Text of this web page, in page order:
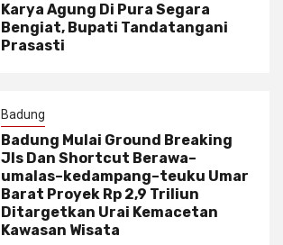
Karya Agung Di Pura Segara
Bengiat, Bupati Tandatangani
Prasasti
Badung
Badung Mulai Ground Breaking
Jls Dan Shortcut Berawa–
umalas–kedampang–teuku Umar
Barat Proyek Rp 2,9 Triliun
Ditargetkan Urai Kemacetan
Kawasan Wisata